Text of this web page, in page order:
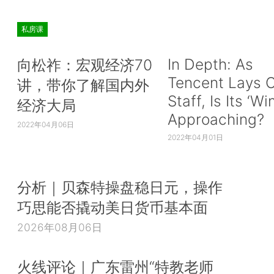
私房课
向松祚：宏观经济70
讲，带你了解国内外
经济大局
2022年04月06日
In Depth: As
Tencent Lays
Staff, Is Its
Approaching?
2022年04月01日
分析｜贝森特操盘稳日元，操作
巧思能否撬动美日货币基本面
2026年08月06日
火线评论｜广东雷州“特教老师